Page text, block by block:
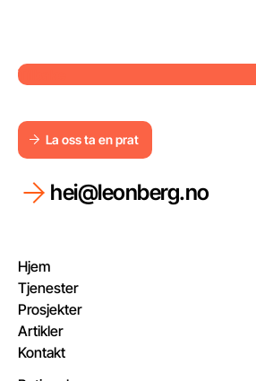
Tilbake
La oss ta en prat
La oss ta en prat
hei@leonberg.no
Hjem
Tjenester
Prosjekter
Artikler
Kontakt